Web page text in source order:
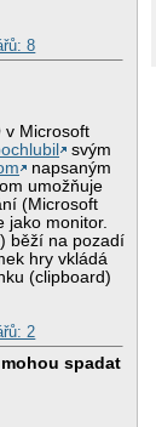
8
v Microsoft
svým
napsaným
umožňuje
(Microsoft
jako monitor.
běží na pozadí
hry vkládá
(clipboard)
2
spadat